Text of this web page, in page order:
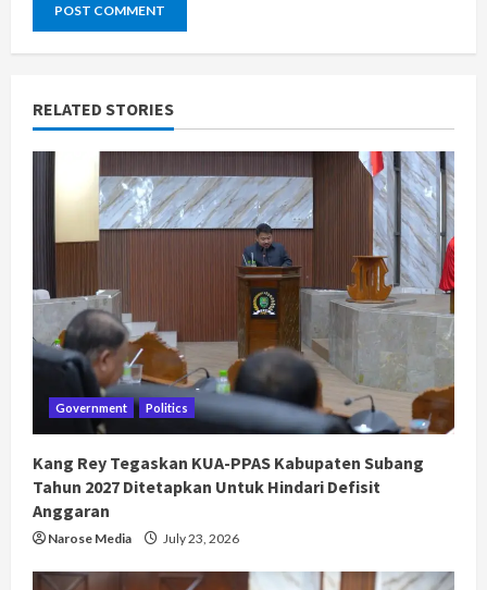
RELATED STORIES
Government Politics
Kang Rey Tegaskan KUA-PPAS Kabupaten Subang
Tahun 2027 Ditetapkan Untuk Hindari Defisit
Anggaran
Narose Media July 23, 2026